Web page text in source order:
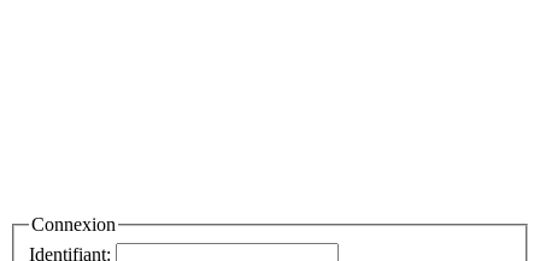
Connexion
Identifiant: